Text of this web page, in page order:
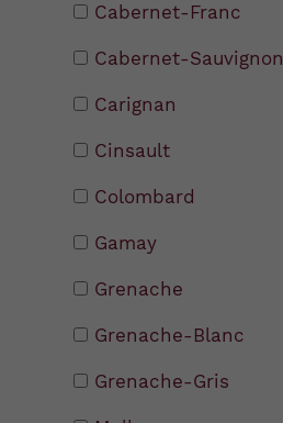
Cabernet-Franc
Cabernet-Sauvignon
Carignan
Cinsault
Colombard
Gamay
Grenache
Grenache-Blanc
Grenache-Gris